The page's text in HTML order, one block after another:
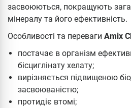
засвоюються, покращують
мінералу та його ефективність.
Особливості та переваги Amix
постачає в організм
бісциглінату хелату;
вирізняється підвищеною
засвоюваністю;
протидіє втомі;